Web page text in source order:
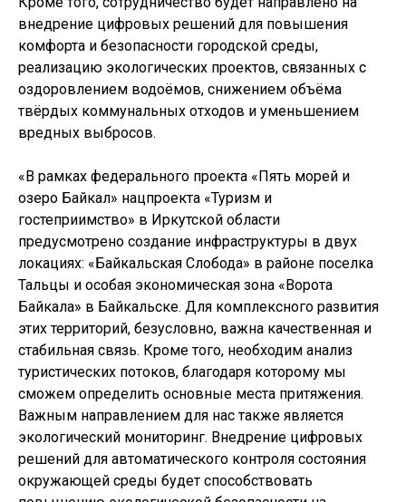
внедрение цифровых решений для повышения
комфорта и безопасности городской среды,
реализацию экологических проектов, связанных с
оздоровлением водоёмов, снижением объёма
твёрдых коммунальных отходов и уменьшением
вредных выбросов.
«В рамках федерального проекта «Пять морей и
озеро Байкал» нацпроекта «Туризм и
гостеприимство» в Иркутской области
предусмотрено создание инфраструктуры в двух
локациях: «Байкальская Слобода» в районе поселка
Тальцы и особая экономическая зона «Ворота
Байкала» в Байкальске. Для комплексного развития
этих территорий, безусловно, важна качественная и
стабильная связь. Кроме того, необходим анализ
туристических потоков, благодаря которому мы
сможем определить основные места притяжения.
Важным направлением для нас также является
экологический мониторинг. Внедрение цифровых
решений для автоматического контроля состояния
окружающей среды будет способствовать